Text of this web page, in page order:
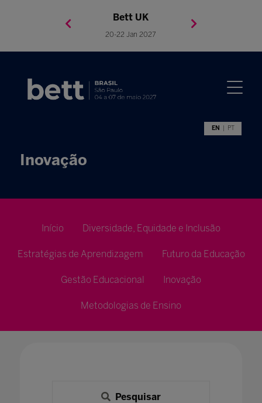
Bett UK
20-22 Jan 2027
Bett Brasil
05-08 Mai 2026
Bett Asia
23-24 Setembro 2026
Bett USA
8-10 November 2027
EN PT
Inovação
Início Diversidade, Equidade e Inclusão
Estratégias de Aprendizagem Futuro da Educação
Gestão Educacional Inovação
Metodologias de Ensino
Pesquisar